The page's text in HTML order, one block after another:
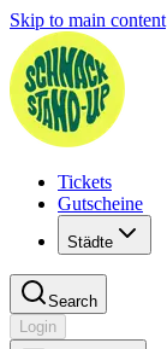
Skip to main content
Tickets
Gutscheine
Städte
Search
Login